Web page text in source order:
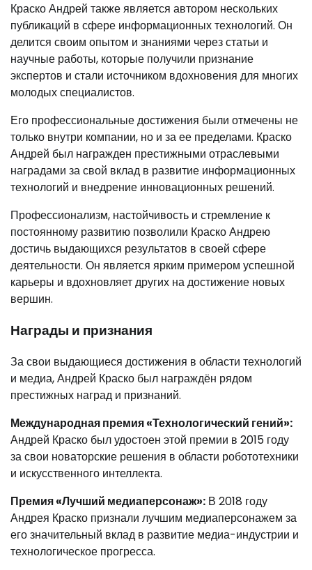
Краско Андрей также является автором нескольких
публикаций в сфере информационных технологий. Он
делится своим опытом и знаниями через статьи и
научные работы, которые получили признание
экспертов и стали источником вдохновения для многих
молодых специалистов.
Его профессиональные достижения были отмечены не
только внутри компании, но и за ее пределами. Краско
Андрей был награжден престижными отраслевыми
наградами за свой вклад в развитие информационных
технологий и внедрение инновационных решений.
Профессионализм, настойчивость и стремление к
постоянному развитию позволили Краско Андрею
достичь выдающихся результатов в своей сфере
деятельности. Он является ярким примером успешной
карьеры и вдохновляет других на достижение новых
вершин.
Награды и признания
За свои выдающиеся достижения в области технологий
и медиа, Андрей Краско был награждён рядом
престижных наград и признаний.
Международная премия «Технологический гений»:
Андрей Краско был удостоен этой премии в 2015 году
за свои новаторские решения в области робототехники
и искусственного интеллекта.
Премия «Лучший медиаперсонаж»: В 2018 году
Андрея Краско признали лучшим медиаперсонажем за
его значительный вклад в развитие медиа-индустрии и
технологическое прогресса.